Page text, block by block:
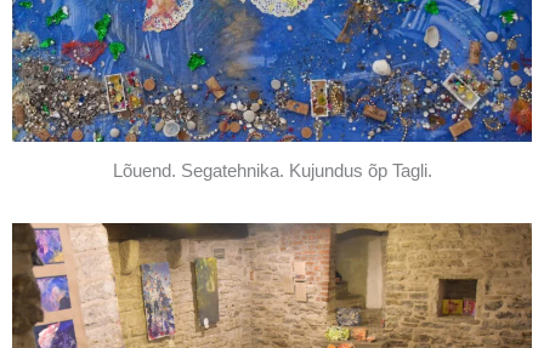
Lõuend. Segatehnika. Kujundus õp Tagli.